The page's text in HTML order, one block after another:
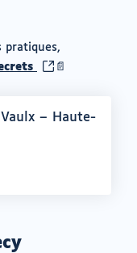
pratiques,
(ouvrir
nouvel
📄
– Haute-